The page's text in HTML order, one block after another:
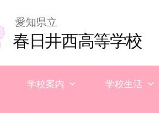
愛知県立
春日井西高等学校
学校案内 学校生活